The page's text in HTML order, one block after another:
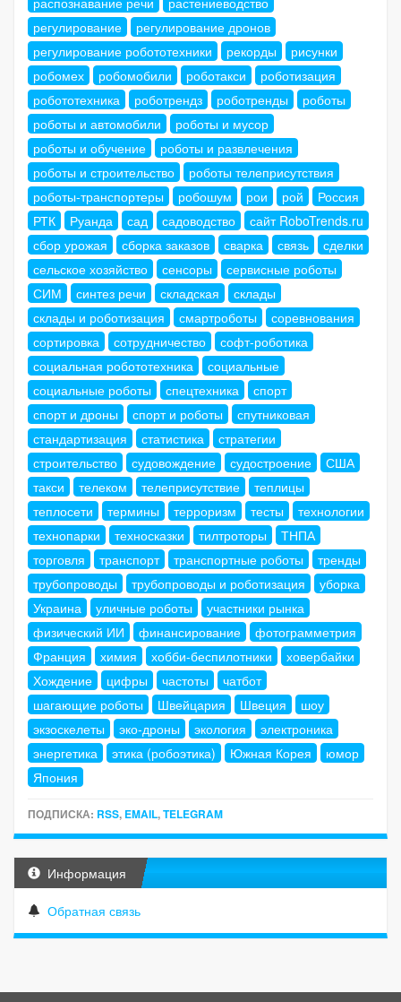
регулирование
регулирование дронов
регулирование робототехники
рекорды
рисунки
робомех
робомобили роботакси
роботизация
робототехника
роботрендз роботренды
роботы
роботы и автомобили
роботы и мусор
роботы и обучение
роботы и развлечения
роботы и строительство
роботы телеприсутствия
роботы-транспортеры
робошум рои рой
Россия
РТК
Руанда сад садоводство
сайт RoboTrends.ru
сбор урожая
сборка заказов сварка связь
сделки
сельское хозяйство
сенсоры
сервисные роботы
СИМ
синтез речи складская
склады
склады и роботизация
смартроботы
соревнования
сортировка
сотрудничество
софт-роботика
социальная робототехника
социальные
социальные роботы
спецтехника
спорт
спорт и дроны
спорт и роботы
спутниковая
стандартизация
статистика
стратегии
строительство
судовождение судостроение
США
такси
телеком телеприсутствие
теплицы
теплосети
термины терроризм тесты
технологии
технопарки
техносказки тилтроторы
ТНПА
торговля
транспорт транспортные роботы
тренды
трубопроводы
трубопроводы и роботизация
уборка
Украина
уличные роботы
участники рынка
физический ИИ
финансирование
фотограмметрия
Франция
химия хобби-беспилотники
ховербайки
Хождение
цифры частоты
чатбот
шагающие роботы
Швейцария Швеция
шоу
экзоскелеты
эко-дроны экология
электроника
энергетика
этика (робоэтика) Южная Корея
юмор
Япония
ПОДПИСКА: RSS, EMAIL,TELEGRAM
Информация
Обратная связь